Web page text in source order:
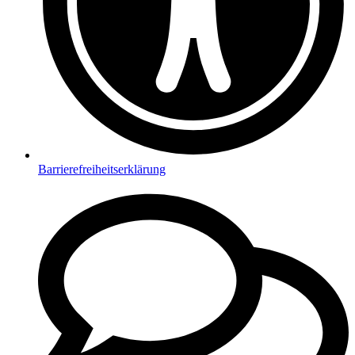
Barrierefreiheitserklärung